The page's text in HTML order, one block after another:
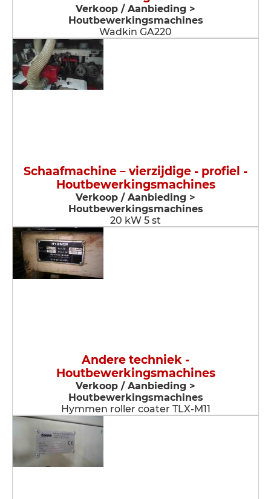
Verkoop / Aanbieding >
Houtbewerkingsmachines
Wadkin GA220
Schaafmachine – vierzijdige - profiel -
Houtbewerkingsmachines
Verkoop / Aanbieding >
Houtbewerkingsmachines
20 kW 5 st
Andere techniek -
Houtbewerkingsmachines
Verkoop / Aanbieding >
Houtbewerkingsmachines
Hymmen roller coater TLX-M11